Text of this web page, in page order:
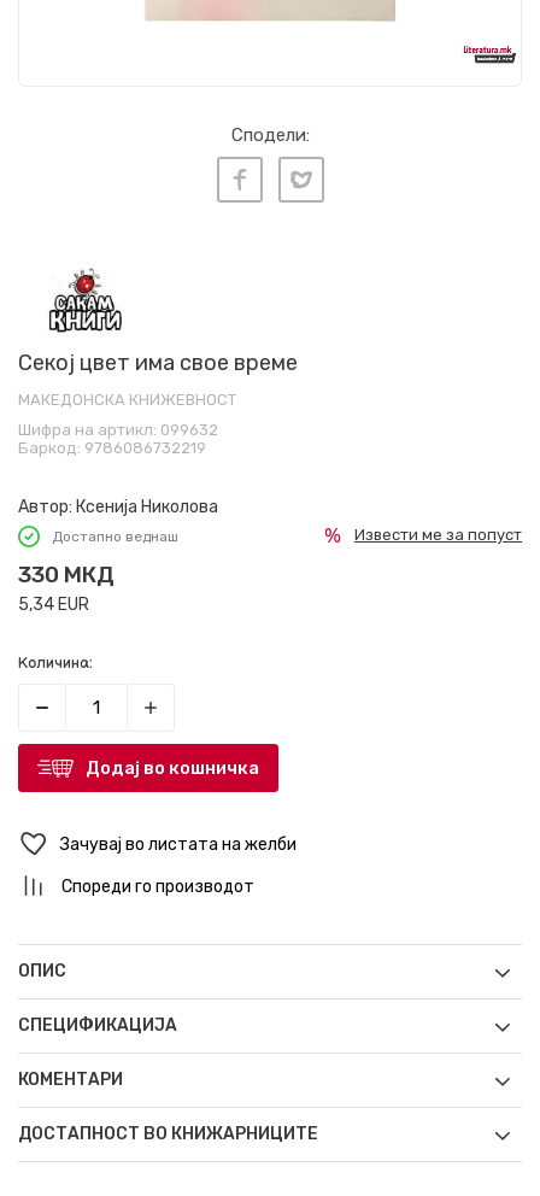
Сподели:
Секој цвет има свое време
МАКЕДОНСКА КНИЖЕВНОСТ
Шифра на артикл: 099632
Баркод: 9786086732219
Автор: Ксенија Николова
Достапно веднаш
330 МКД
5,34EUR
Извести ме за попуст
Количина:
Додај во кошничка
Зачувај во листата на желби
Спореди го производот
ОПИС
СПЕЦИФИКАЦИЈА
КОМЕНТАРИ
ДОСТАПНОСТ ВО КНИЖАРНИЦИТЕ